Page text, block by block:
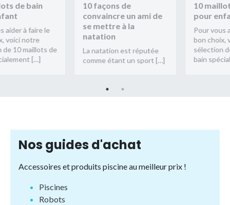
de bain
à faire le
notre
maillots de
[…]
10 façons de
convaincre un ami de
se mettre à la
natation
La natation est réputée
comme étant un sport […]
10 maillots
pour enfant
Pour vous
bon choix,
sélection de
bain
Nos guides d'achat
Accessoires et produits piscine au meilleur prix !
Piscines
Robots